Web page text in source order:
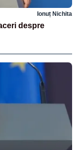
Ionuț Nichita
despre